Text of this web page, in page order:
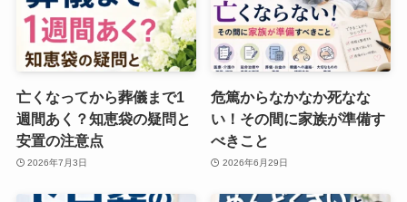
亡くなってから葬儀まで1
週間あく？知恵袋の疑問と
安置の注意点
2026年7月3日
危篤からなかなか死なな
い！その間に家族が準備す
べきこと
2026年6月29日